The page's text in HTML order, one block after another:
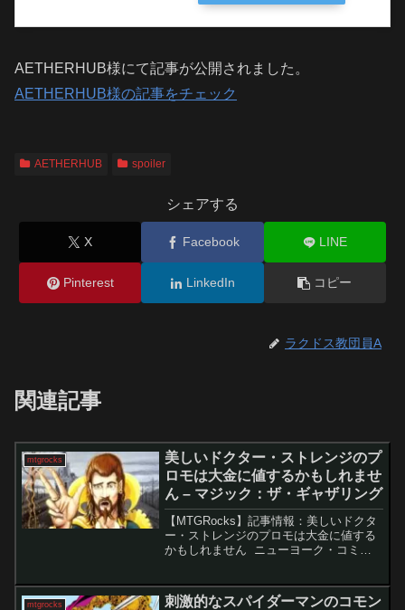
AETHERHUB様にて記事が公開されました。
AETHERHUB様の記事をチェック
AETHERHUB spoiler
シェアする
X Facebook LINE
Pinterest LinkedIn コピー
ラクドス教団員A
関連記事
mtgrocks
美しいドクター・ストレンジのプ
ロモは大金に値するかもしれませ
ん – マジック：ザ・ギャザリング
【MTGRocks】記事情報：美しいドクタ
ー・ストレンジのプロモは大金に値する
かもしれません ニューヨーク・コミコ
目すべきは、マジック：ザ・ギャザリン
mtgrocks
刺激的なスパイダーマンのコモン